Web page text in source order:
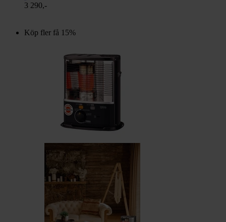
3 290,-
Köp fler få 15%